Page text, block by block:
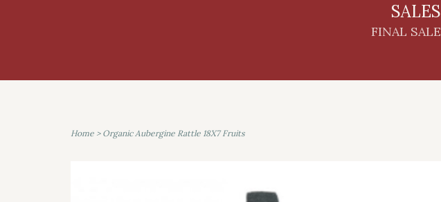
FINAL
Home > Organic Aubergine Rattle 18X7 Fruits